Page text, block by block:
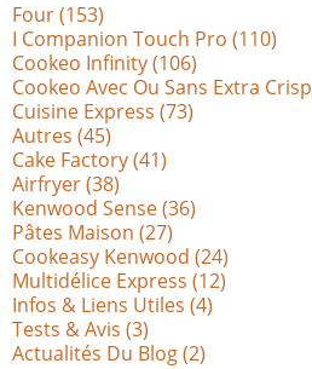
Four(153)
I Companion Touch Pro (110)
Cookeo Infinity(106)
Cookeo Avec Ou Sans Extra Crisp
Cuisine Express (73)
Autres (45)
Cake Factory(41)
Airfryer(38)
Kenwood Sense(36)
Pâtes Maison (27)
Cookeasy Kenwood (24)
Multidélice Express (12)
Infos & Liens Utiles (4)
Tests & Avis (3)
Actualités Du Blog(2)